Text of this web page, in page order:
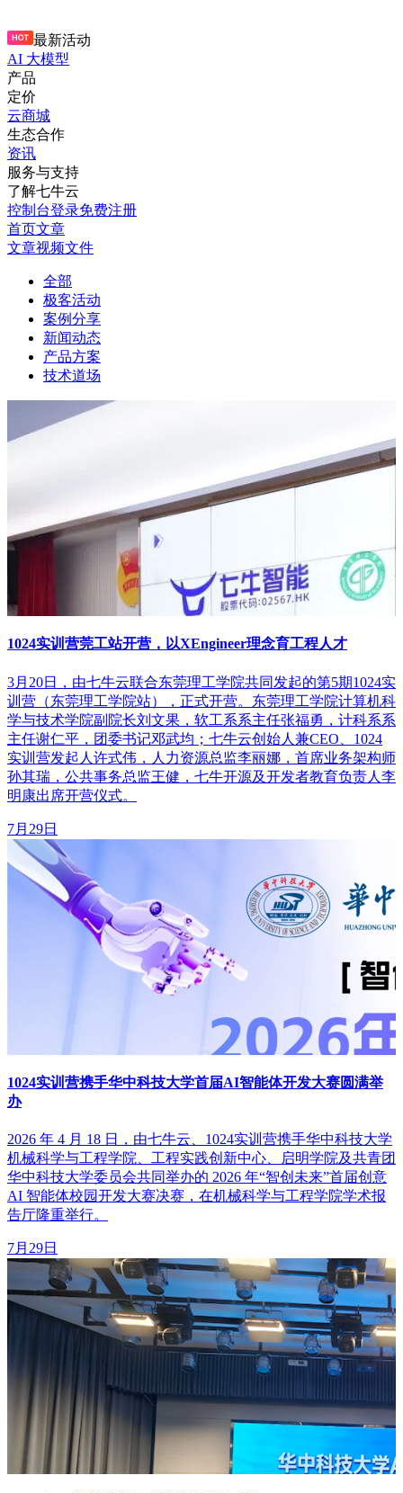
最新活动
AI 大模型
产品
定价
云商城
生态合作
资讯
服务与支持
了解七牛云
控制台登录免费注册
首页文章
文章视频文件
全部
极客活动
案例分享
新闻动态
产品方案
技术道场
1024实训营莞工站开营，以XEngineer理念育工程人才
3月20日，由七牛云联合东莞理工学院共同发起的第5期1024实
训营（东莞理工学院站），正式开营。东莞理工学院计算机科
学与技术学院副院长刘文果，软工系系主任张福勇，计科系系
主任谢仁平，团委书记邓武均；七牛云创始人兼CEO、1024
实训营发起人许式伟，人力资源总监李丽娜，首席业务架构师
孙其瑞，公共事务总监王健，七牛开源及开发者教育负责人李
明康出席开营仪式。
7月29日
1024实训营携手华中科技大学首届AI智能体开发大赛圆满举
办
2026 年 4 月 18 日，由七牛云、1024实训营携手华中科技大学
机械科学与工程学院、工程实践创新中心、启明学院及共青团
华中科技大学委员会共同举办的 2026 年“智创未来”首届创意
AI 智能体校园开发大赛决赛，在机械科学与工程学院学术报
告厅隆重举行。
7月29日